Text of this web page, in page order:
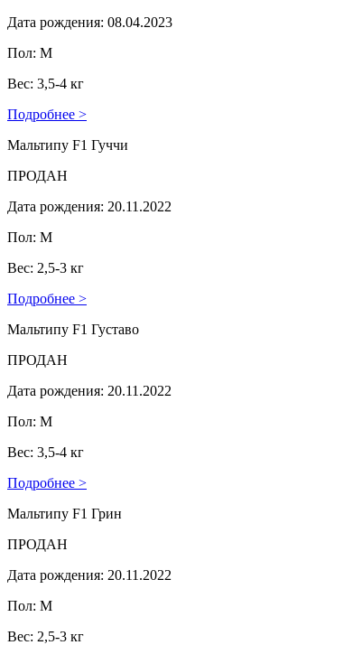
Дата рождения: 08.04.2023
Пол: М
Вес: 3,5-4 кг
Подробнее >
Мальтипу F1 Гуччи
ПРОДАН
Дата рождения: 20.11.2022
Пол: М
Вес: 2,5-3 кг
Подробнее >
Мальтипу F1 Густаво
ПРОДАН
Дата рождения: 20.11.2022
Пол: М
Вес: 3,5-4 кг
Подробнее >
Мальтипу F1 Грин
ПРОДАН
Дата рождения: 20.11.2022
Пол: М
Вес: 2,5-3 кг